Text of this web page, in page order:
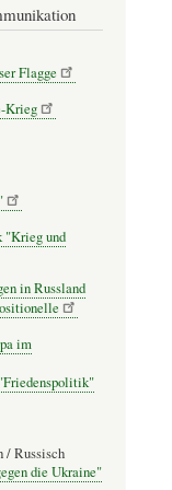
Flagge
Krieg
"Krieg und
in Russland
im
/ Russisch
die Ukraine"